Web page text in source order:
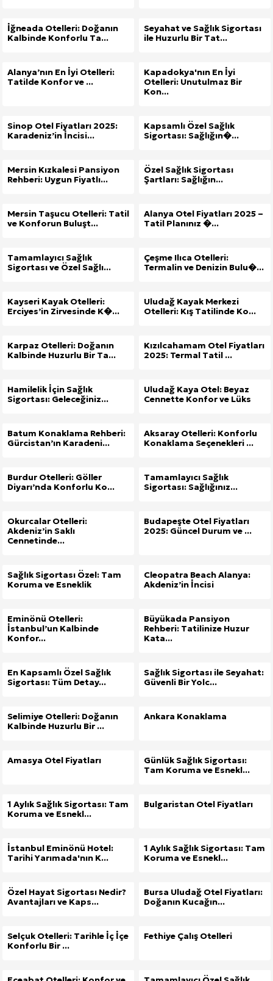
İğneada Otelleri: Doğanın
Kalbinde Konforlu Ta...
Seyahat ve Sağlık Sigortası
ile Huzurlu Bir Tat...
Alanya’nın En İyi Otelleri:
Tatilde Konfor ve ...
Kapadokya'nın En İyi
Otelleri: Unutulmaz Bir
Kon...
Sinop Otel Fiyatları 2025:
Karadeniz’in İncisi...
Kapsamlı Özel Sağlık
Sigortası: Sağlığın�...
Mersin Kızkalesi Pansiyon
Rehberi: Uygun Fiyatlı...
Özel Sağlık Sigortası
Şartları: Sağlığın...
Mersin Taşucu Otelleri: Tatil
ve Konforun Buluşt...
Alanya Otel Fiyatları 2025 –
Tatil Planınız �...
Tamamlayıcı Sağlık
Sigortası ve Özel Sağlı...
Çeşme Ilıca Otelleri:
Termalin ve Denizin Bulu�...
Kayseri Kayak Otelleri:
Erciyes’in Zirvesinde K�...
Uludağ Kayak Merkezi
Otelleri: Kış Tatilinde Ko...
Karpaz Otelleri: Doğanın
Kalbinde Huzurlu Bir Ta...
Kızılcahamam Otel Fiyatları
2025: Termal Tatil ...
Hamilelik İçin Sağlık
Sigortası: Geleceğiniz...
Uludağ Kaya Otel: Beyaz
Cennette Konfor ve Lüks
Batum Konaklama Rehberi:
Gürcistan’ın Karadeni...
Aksaray Otelleri: Konforlu
Konaklama Seçenekleri ...
Burdur Otelleri: Göller
Diyarı’nda Konforlu Ko...
Tamamlayıcı Sağlık
Sigortası: Sağlığınız...
Okurcalar Otelleri:
Akdeniz’in Saklı
Cennetinde...
Budapeşte Otel Fiyatları
2025: Güncel Durum ve ...
Sağlık Sigortası Özel: Tam
Koruma ve Esneklik
Cleopatra Beach Alanya:
Akdeniz’in İncisi
Eminönü Otelleri:
İstanbul’un Kalbinde
Konfor...
Büyükada Pansiyon
Rehberi: Tatilinize Huzur
Kata...
En Kapsamlı Özel Sağlık
Sigortası: Tüm Detay...
Sağlık Sigortası ile Seyahat:
Güvenli Bir Yolc...
Selimiye Otelleri: Doğanın
Kalbinde Huzurlu Bir ...
Ankara Konaklama
Amasya Otel Fiyatları
Günlük Sağlık Sigortası:
Tam Koruma ve Esnekl...
1 Aylık Sağlık Sigortası: Tam
Koruma ve Esnekl...
Bulgaristan Otel Fiyatları
İstanbul Eminönü Hotel:
Tarihi Yarımada'nın K...
1 Aylık Sağlık Sigortası: Tam
Koruma ve Esnekl...
Özel Hayat Sigortası Nedir?
Avantajları ve Kaps...
Bursa Uludağ Otel Fiyatları:
Doğanın Kucağın...
Selçuk Otelleri: Tarihle İç İçe
Konforlu Bir ...
Fethiye Çalış Otelleri